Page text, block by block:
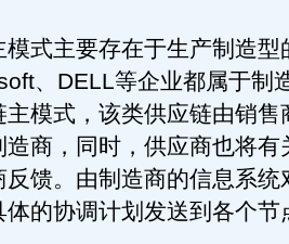
主要存在于生产制造型
、DELL等企业都属于制
模式，该类供应链由销售
商，同时，供应商也将有
反馈。由制造商的信息系统
的协调计划发送到各个节